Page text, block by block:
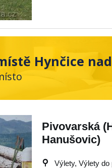
Hynčice
Pivovarská
Hanušovic)
Výlety, Výlety